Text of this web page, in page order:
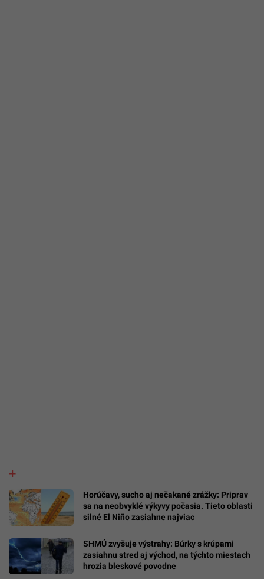
Horúčavy, sucho aj nečakané zrážky: Priprav
sa na neobvyklé výkyvy počasia. Tieto oblasti
silné El Niño zasiahne najviac
SHMÚ zvyšuje výstrahy: Búrky s krúpami
zasiahnu stred aj východ, na týchto miestach
hrozia bleskové povodne